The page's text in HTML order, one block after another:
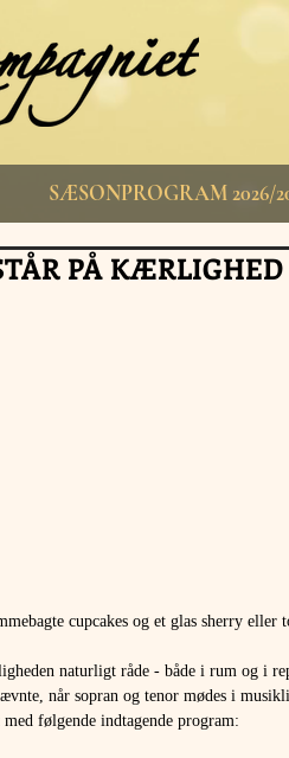
SÆSONPROGRAM 2026/
PÅ KÆRLIGHED
cupcakes og et glas sherry eller
naturligt råde - både i rum og i
når sopran og tenor mødes i
følgende indtagende program: